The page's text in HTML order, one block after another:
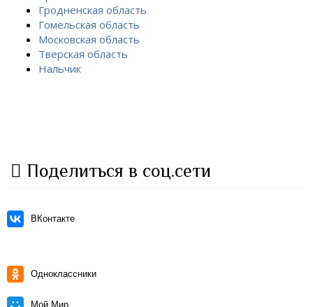
Гродненская область
Гомельская область
Московская область
Тверская область
Нальчик
Поделиться в соц.сети
ВКонтакте
Одноклассники
Мой Мир